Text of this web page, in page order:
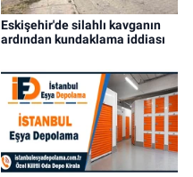
Eskişehir'de silahlı kavganın
ardından kundaklama iddiası